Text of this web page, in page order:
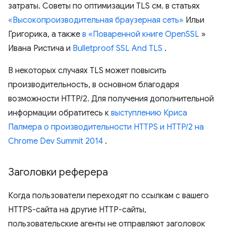
затраты. Советы по оптимизации TLS см. в статьях
«Высокопроизводительная браузерная сеть» Ильи
Григорика, а также в «Поваренной книге OpenSSL »
Ивана Ристича и Bulletproof SSL And TLS .
В некоторых случаях TLS может повысить
производительность, в основном благодаря
возможности HTTP/2. Для получения дополнительной
информации обратитесь к выступлению Криса
Палмера о производительности HTTPS и HTTP/2 на
Chrome Dev Summit 2014 .
Заголовки реферера
Когда пользователи переходят по ссылкам с вашего
HTTPS-сайта на другие HTTP-сайты,
пользовательские агенты не отправляют заголовок